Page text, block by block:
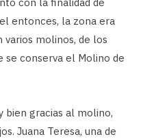
entonces, la zona era
molinos, de los
conserva el Molino de
bien gracias al molino,
Juana Teresa, una de